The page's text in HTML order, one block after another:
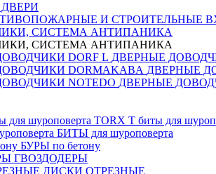
И СТРОИТЕЛЬНЫЕ
СИСТЕМА АНТИПАНИКА
СИСТЕМА АНТИПАНИКА
ДВЕРНЫЕ
ДВЕРНЫЕ
ДВЕРНЫЕ
TORX T биты для
БИТЫ для шуроповерта
БУРЫ по бетону
ГВОЗДОДЕРЫ
ДИСКИ ОТРЕЗНЫЕ